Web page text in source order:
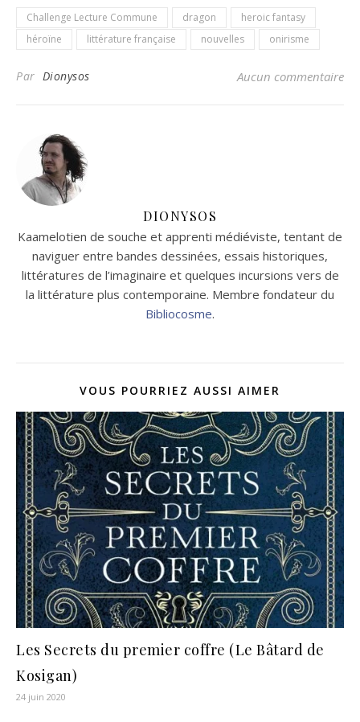
Challenge Lecture Commune dragon
heroic fantasy
héroïne
littérature française nouvelles onirisme
Par Dionysos Aucun commentaire
DIONYSOS
Kaamelotien de souche et apprenti médiéviste, tentant de
naviguer entre bandes dessinées, essais historiques,
littératures de l’imaginaire et quelques incursions vers de
la littérature plus contemporaine. Membre fondateur du
Bibliocosme.
VOUS POURRIEZ AUSSI AIMER
Les Secrets du premier coffre (Le Bâtard de
Kosigan)
24 juin 2020